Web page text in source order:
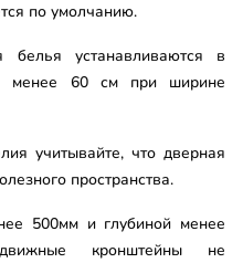
по умолчанию.
устанавливаются в
менее 60 см при ширине
учитывайте, что дверная
пространства.
500мм и глубиной менее
кронштейны не